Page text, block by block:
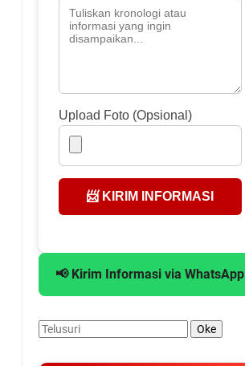
Upload Foto (Opsional)
📨 KIRIM INFORMASI
📢 Kirim Informasi via WhatsApp